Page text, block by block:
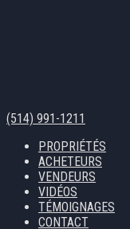
(514) 991-1211
PROPRIÉTÉS
ACHETEURS
VENDEURS
VIDÉOS
TÉMOIGNAGES
CONTACT